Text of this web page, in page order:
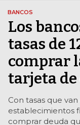
BANCOS
Los
tasas de
comprar
tarjeta
Con tasas que van
establecimientos
comprar deuda